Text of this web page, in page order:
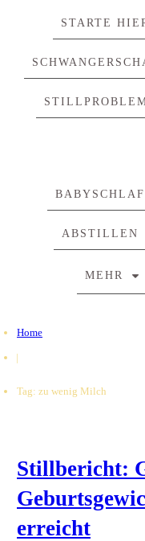
STARTE
BABYSCHLAF
ABSTILLEN
MEHR
Home
|
Tag: zu wenig Milch
Stillbericht:
erreicht